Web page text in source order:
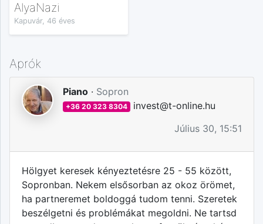
AlyaNazi
Kapuvár, 46 éves
Aprók
Piano · Sopron
+36 20 323 8304
invest@t-online.hu
Július 30, 15:51
Hölgyet keresek kényeztetésre 25 - 55 között,
Sopronban. Nekem elsősorban az okoz örömet,
ha partneremet boldoggá tudom tenni. Szeretek
beszélgetni és problémákat megoldni. Ne tartsd